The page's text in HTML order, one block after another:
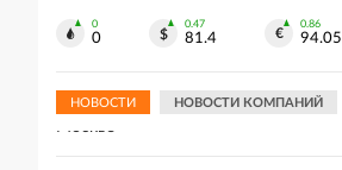
0
0
0.47
81.4
0.86
94.05
НОВОСТИ НОВОСТИ КОМПАНИЙ
Иваном Едешко пройдет 7 августа в
Москве